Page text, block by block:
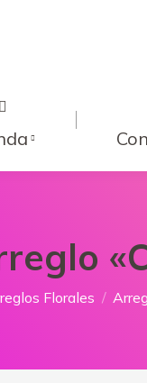
Florales